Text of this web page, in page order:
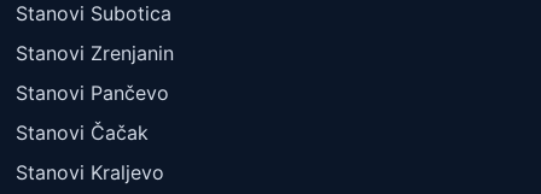
Stanovi Subotica
Stanovi Zrenjanin
Stanovi Pančevo
Stanovi Čačak
Stanovi Kraljevo